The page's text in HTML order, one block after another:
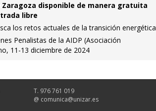
disponible de manera gratuita
libre
los retos actuales de la transición energética
Penalistas de la AIDP (Asociación
11-13 diciembre de 2024
T. 976 761 019
@ comunica@unizar.es